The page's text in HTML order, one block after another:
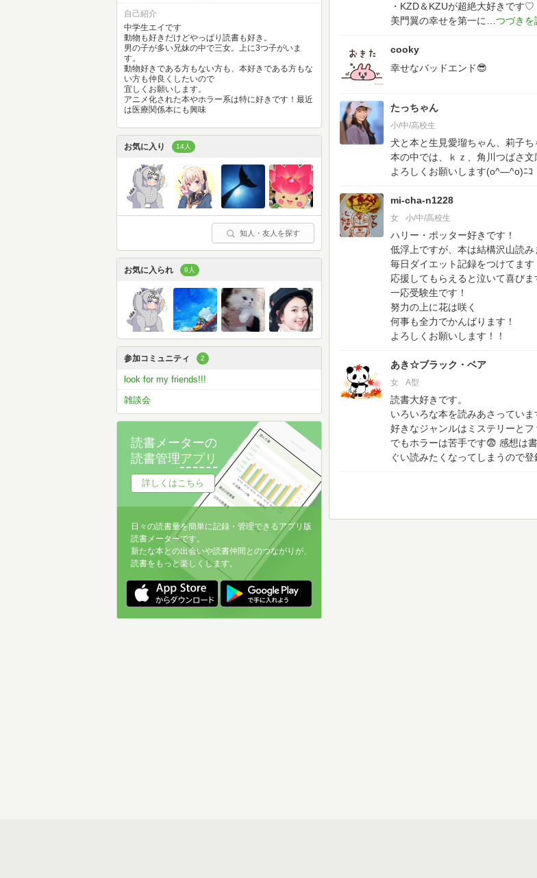
・KZD＆KZUが超絶大好きです♡
美門翼の幸せを第一に
cooky
幸せなバッドエンド😎
たっちゃん
小/中/高校生
犬と本と生見愛瑠ちゃん、莉子
本の中では、ｋｚ、角川つばさ
よろしくお願いします(o^―^o)ﾆｺ
mi-cha-n1228
女 小/中/高校生
ハリー・ポッター好きです！
低浮上ですが、本は結構沢山読み
毎日ダイエット記録をつけてます
応援してもらえると泣いて喜びま
一応受験生です！
努力の上に花は咲く
何事も全力でかんばります！
よろしくお願いします！！
あき☆ブラック・ベア
女 A型
読書大好きです。
いろいろな本を読みあさっていま
好きなジャンルはミステリーとフ
でもホラーは苦手です😨 感想は
ぐい読みたくなってしまうので登
自己紹介
中学生エイです
動物も好きだけどやっぱり読書も好き。
男の子が多い兄妹の中で三女。上に3つ子がいま
す。
動物好きである方もない方も、本好きである方もな
い方も仲良くしたいので
宜しくお願いします。
アニメ化された本やホラー系は特に好きです！最近
は医療関係本にも興味
お気に入り 14人
知人・友人を探す
お気に入られ 9人
参加コミュニティ 2
look for my friends!!!
雑談会
読書メーターの
読書管理アプリ
詳しくはこちら
日々の読書量を簡単に記録・管理できるアプリ版
読書メーターです。
新たな本との出会いや読書仲間とのつながりが、
読書をもっと楽しくします。